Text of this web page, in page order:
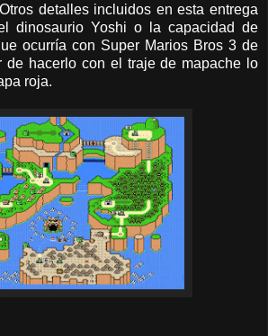
detalles incluidos en esta entrega
dinosaurio Yoshi o la capacidad de
ocurría con Super Marios Bros 3 de
de hacerlo con el traje de mapache lo
roja.